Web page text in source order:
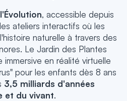
, accessible depuis
ateliers interactifs où les
naturelle à travers des
Le Jardin des Plantes
en réalité virtuelle
pour les enfants dès 8 ans
3,5 milliards d'années
et du vivant.